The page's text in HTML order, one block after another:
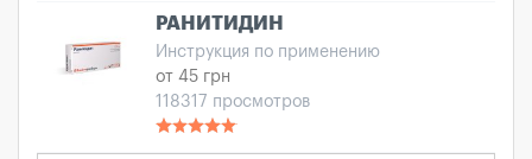
РАНИТИДИН
Инструкция по применению
от 45 грн
118317 просмотров